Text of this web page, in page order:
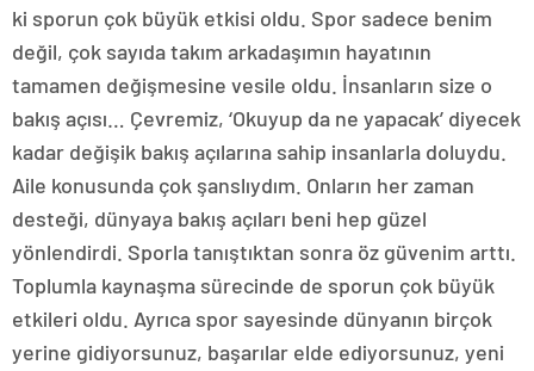
ki sporun çok büyük etkisi oldu. Spor sadece benim
değil, çok sayıda takım arkadaşımın hayatının
tamamen değişmesine vesile oldu. İnsanların size o
bakış açısı… Çevremiz, ‘Okuyup da ne yapacak’ diyecek
kadar değişik bakış açılarına sahip insanlarla doluydu.
Aile konusunda çok şanslıydım. Onların her zaman
desteği, dünyaya bakış açıları beni hep güzel
yönlendirdi. Sporla tanıştıktan sonra öz güvenim arttı.
Toplumla kaynaşma sürecinde de sporun çok büyük
etkileri oldu. Ayrıca spor sayesinde dünyanın birçok
yerine gidiyorsunuz, başarılar elde ediyorsunuz, yeni